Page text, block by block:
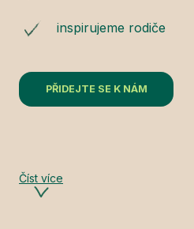
inspirujeme rodiče
PŘIDEJTE SE K NÁM
Číst více